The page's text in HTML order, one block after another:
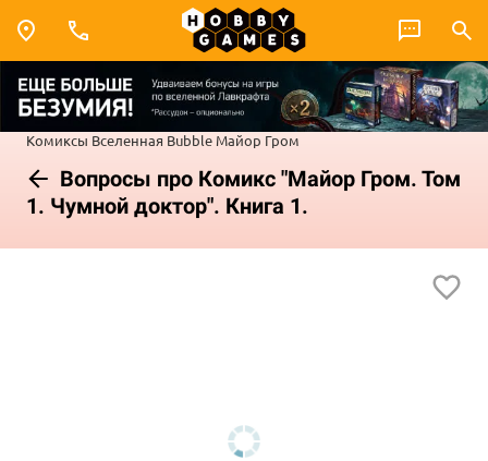
Комиксы Вселенная Bubble Майор Гром
Вопросы про Комикс "Майор Гром. Том
1. Чумной доктор". Книга 1.